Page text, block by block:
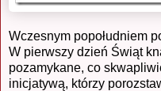
Wczesnym popołudniem
W pierwszy dzień Świąt
pozamykane, co
inicjatywą, którzy